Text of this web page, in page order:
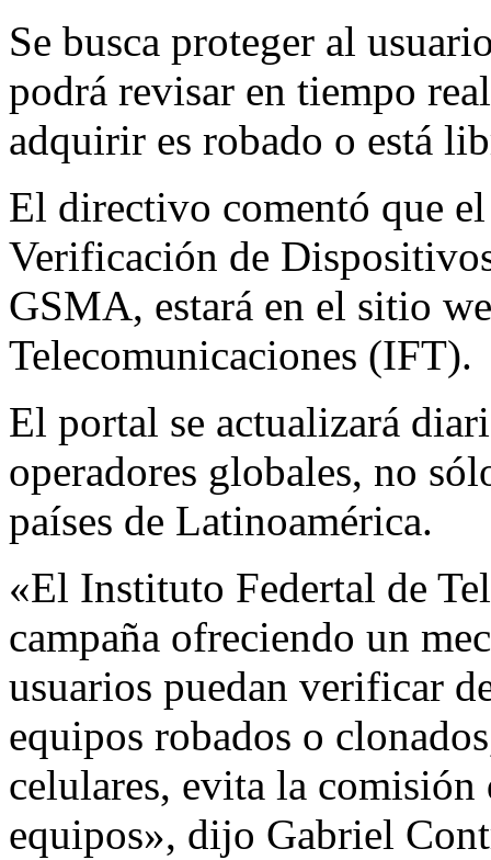
Se busca proteger al
podrá revisar en tiempo
adquirir es robado o está
El directivo comentó que
Verificación de
GSMA, estará en el sitio
Telecomunicaciones (IFT).
El portal se actualizará
operadores globales, no
países de Latinoamérica.
«El Instituto Federtal de
campaña ofreciendo un
usuarios puedan verificar
equipos robados o
celulares, evita la
equipos», dijo Gabriel